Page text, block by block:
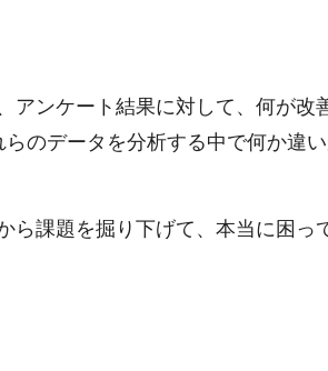
ンケート結果に対して、何が改
のデータを分析する中で何か違
課題を掘り下げて、本当に困っ